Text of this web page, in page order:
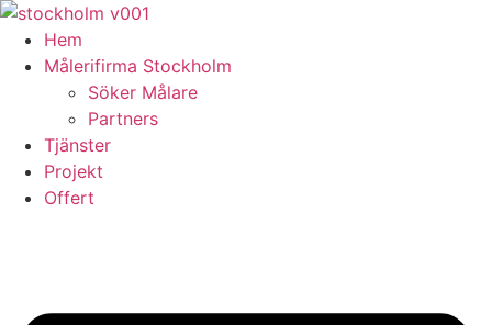
Skip
content
Hem
Målerifirma Stockholm
Söker Målare
Partners
Tjänster
Projekt
Offert